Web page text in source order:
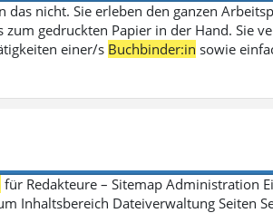
das nicht. Sie erleben den ganzen
gedruckten Papier in der Hand. Sie
einer/s Buchbinder:in sowie
für Redakteure – Sitemap Administration
Inhaltsbereich Dateiverwaltung Seiten